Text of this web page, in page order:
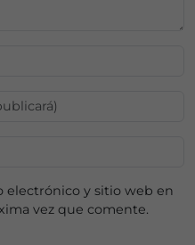
electrónico y sitio web en
vez que comente.